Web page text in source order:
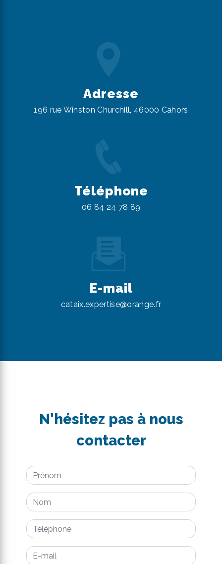
Adresse
196 rue Winston Churchill, 46000 Cahors
Téléphone
06 84 24 78 89
E-mail
cataix.expertise@orange.fr
N'hésitez pas à nous
contacter